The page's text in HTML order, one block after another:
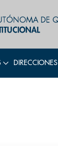
DIRECCIONES